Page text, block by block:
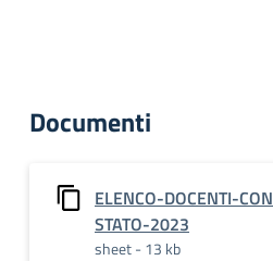
Documenti
ELENCO-DOCENTI-
STATO-2023
sheet - 13 kb